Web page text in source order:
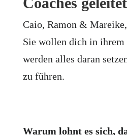
Caio, Ramon &
Sie wollen dich in ihrem
werden alles daran
zu führen.
Warum lohnt es sich,